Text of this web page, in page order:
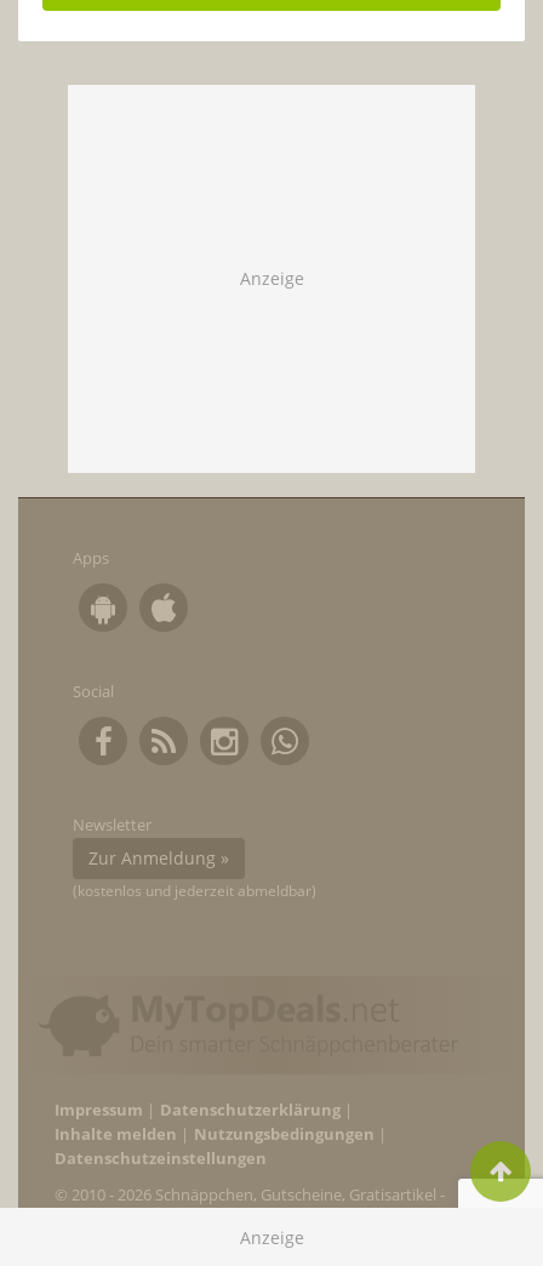
Apps
Social
Newsletter
Zur Anmeldung »
(kostenlos und jederzeit abmeldbar)
Impressum
Datenschutzerklärung
Inhalte melden
Nutzungsbedingungen
Datenschutzeinstellungen
© 2010 - 2026 Schnäppchen, Gutscheine, Gratisartikel -